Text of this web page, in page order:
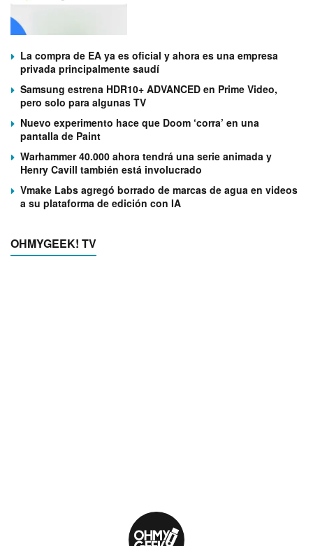
La compra de EA ya es oficial y ahora es una empresa
privada principalmente saudí
Samsung estrena HDR10+ ADVANCED en Prime Video,
pero solo para algunas TV
Nuevo experimento hace que Doom ‘corra’ en una
pantalla de Paint
Warhammer 40.000 ahora tendrá una serie animada y
Henry Cavill también está involucrado
Vmake Labs agregó borrado de marcas de agua en videos
a su plataforma de edición con IA
OHMYGEEK! TV